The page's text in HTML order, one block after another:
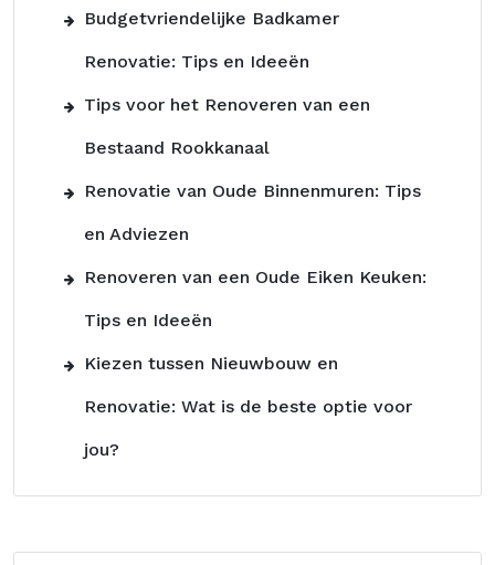
Budgetvriendelijke Badkamer
Renovatie: Tips en Ideeën
Tips voor het Renoveren van een
Bestaand Rookkanaal
Renovatie van Oude Binnenmuren: Tips
en Adviezen
Renoveren van een Oude Eiken Keuken:
Tips en Ideeën
Kiezen tussen Nieuwbouw en
Renovatie: Wat is de beste optie voor
jou?